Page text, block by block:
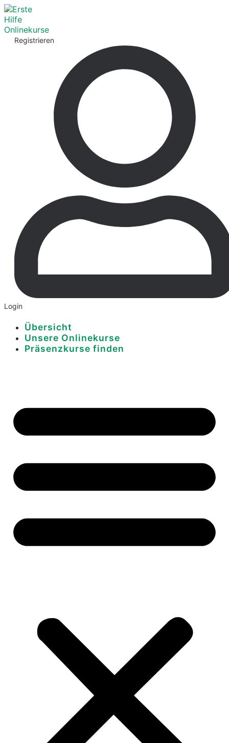
Registrieren
Login
Übersicht
Unsere Onlinekurse
Präsenzkurse finden